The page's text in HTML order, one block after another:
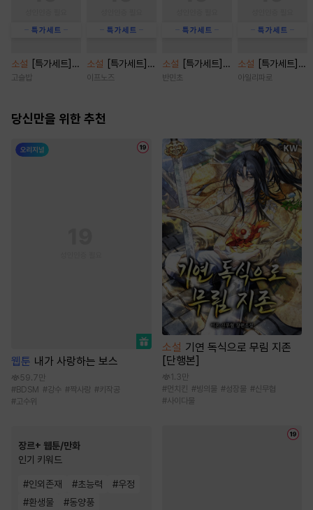
소설
[특가세트]
결혼의 시간 [단행
고슬밥
소설
[특가세트]
나의 조폭 아저씨
이프노즈
소설
[특가세트]
오프 리밋(OFF LI
반민초
소설
[특가세트]
붉은 꽃은 대공의
아일리파로
당신만을 위한 추천
웹툰 내가 사랑하는 보스
59.7만
#BDSM #강수 #짝사랑 #키작공
#고수위
장르+ 웹툰/만화
인기 키워드
#인외존재 #초능력 #우정
#환생물 #동양풍
소설 기연 독식으로 무림 지존
[단행본]
1.3만
#먼치킨 #빙의물 #성장물 #신무협
#사이다물